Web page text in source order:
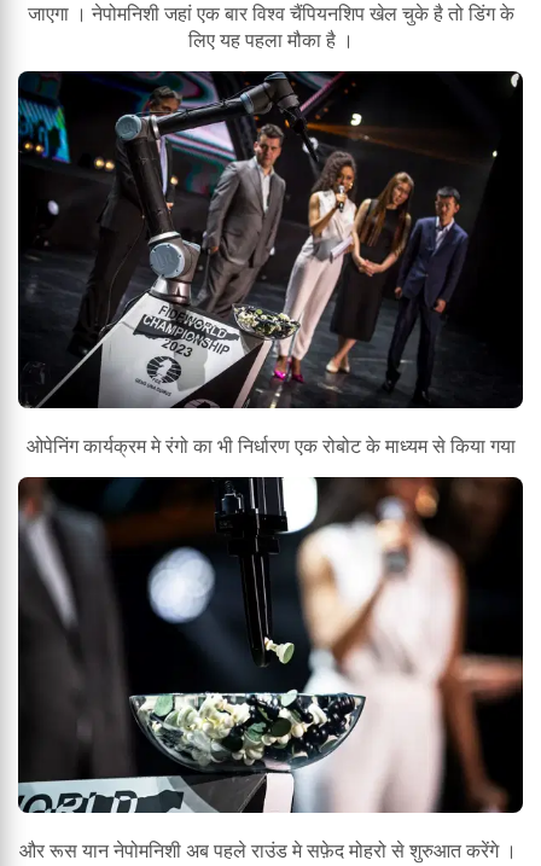
जाएगा । नेपोमनिशी जहां एक बार विश्व चैंपियनशिप खेल चुके है तो डिंग के
लिए यह पहला मौका है ।
ओपेनिंग कार्यक्रम मे रंगो का भी निर्धारण एक रोबोट के माध्यम से किया गया
और रूस यान नेपोमनिशी अब पहले राउंड मे सफ़ेद मोहरो से शुरुआत करेंगे ।